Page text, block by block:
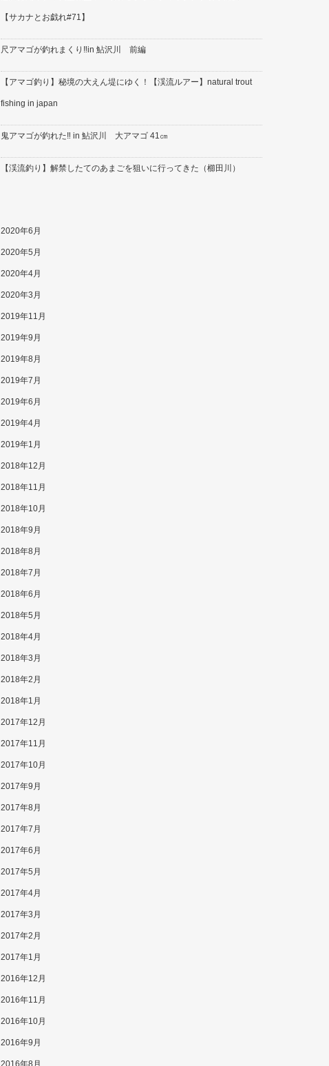
【サカナとお戯れ#71】
尺アマゴが釣れまくり‼in 鮎沢川 前編
【アマゴ釣り】秘境の大えん堤にゆく！【渓流ルアー】natural trout
fishing in japan
鬼アマゴが釣れた‼ in 鮎沢川 大アマゴ 41㎝
【渓流釣り】解禁したてのあまごを狙いに行ってきた（櫛田川）
2020年6月
2020年5月
2020年4月
2020年3月
2019年11月
2019年9月
2019年8月
2019年7月
2019年6月
2019年4月
2019年1月
2018年12月
2018年11月
2018年10月
2018年9月
2018年8月
2018年7月
2018年6月
2018年5月
2018年4月
2018年3月
2018年2月
2018年1月
2017年12月
2017年11月
2017年10月
2017年9月
2017年8月
2017年7月
2017年6月
2017年5月
2017年4月
2017年3月
2017年2月
2017年1月
2016年12月
2016年11月
2016年10月
2016年9月
2016年8月